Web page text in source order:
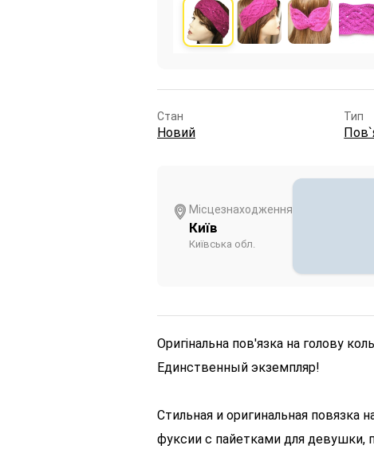
Стан
Новий
Тип
Місцезнаходження
Київ
Київська обл.
Оригінальна пов'язка на голову
Единственный экземпляр!
Стильная и оригинальная повязка
фуксии с пайетками для девушки,